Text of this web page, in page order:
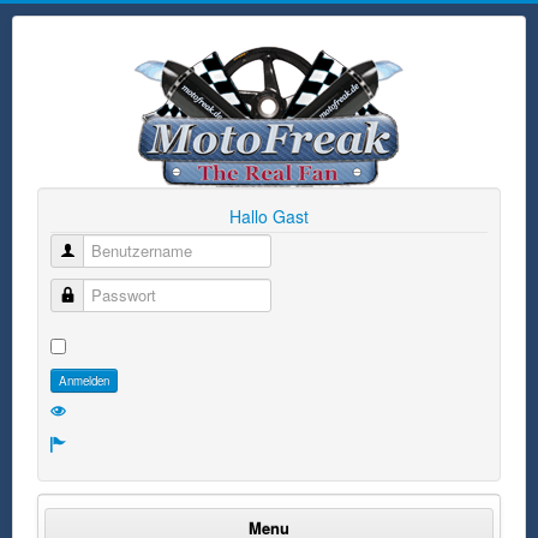
Hallo Gast
Benutzername
Passwort
Anmelden
Menu